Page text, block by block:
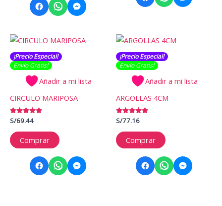
¡Precio Especial!
Envío Gratis​​​!
Añadir a mi lista
CIRCULO MARIPOSA
Valorado
con
5.00
de 5
S/69.44
Comprar
¡Precio Especial!
Envío Gratis​​​!
Añadir a mi lista
ARGOLLAS 4CM
Valorado
con
5.00
de 5
S/77.16
Comprar